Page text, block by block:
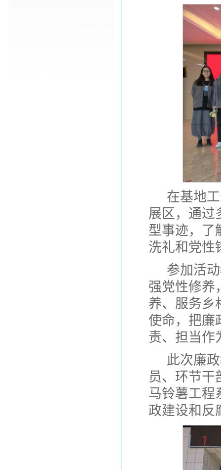
在基地
展区，通过
型事迹，了
洗礼和党性
参加活
强党性修养
养、服务乡
使命，把廉
责、担当作
此次廉
员、环节干
马铃薯工程
政建设和反